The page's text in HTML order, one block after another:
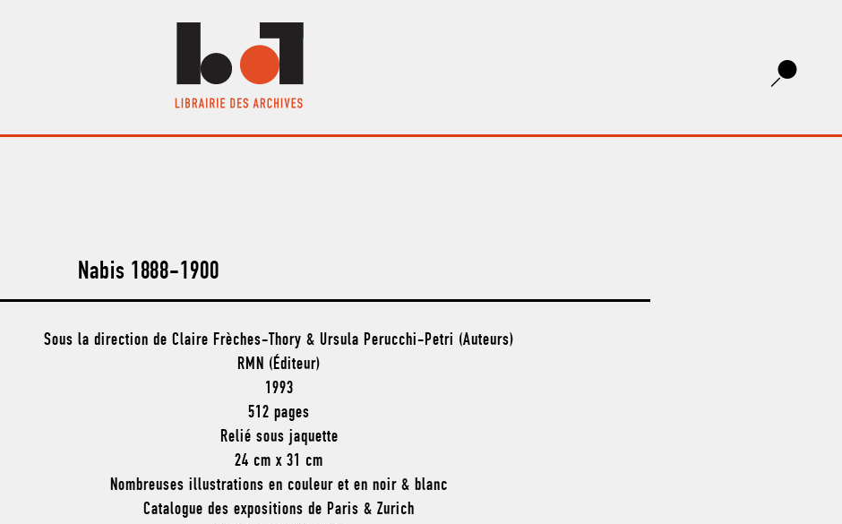
Nabis 1888-1900
Sous la direction de Claire Frèches-Thory & Ursula Perucchi-Petri (Auteurs)
RMN (Éditeur)
1993
512 pages
Relié sous jaquette
24 cm x 31 cm
Nombreuses illustrations en couleur et en noir & blanc
Catalogue des expositions de Paris & Zurich